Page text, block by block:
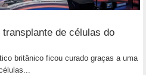
de células do
britânico ficou curado graças a uma